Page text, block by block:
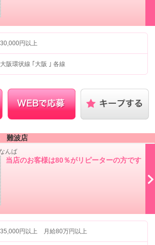
円以上
大阪環状線 ｢大阪 ｣ 各線
難波店
んば
当店のお客様は80％がリピーターの方です
35,000円以上 月給80万円以上